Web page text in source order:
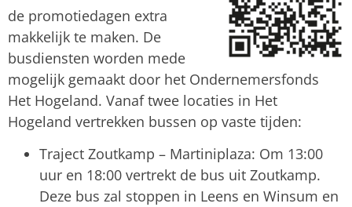
de promotiedagen extra
makkelijk te maken. De
busdiensten worden mede
mogelijk gemaakt door het Ondernemersfonds
Het Hogeland. Vanaf twee locaties in Het
Hogeland vertrekken bussen op vaste tijden:
Traject Zoutkamp – Martiniplaza: Om 13:00
uur en 18:00 vertrekt de bus uit Zoutkamp.
Deze bus zal stoppen in Leens en Winsum en